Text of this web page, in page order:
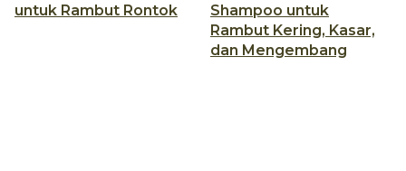
untuk Rambut Rontok
Shampoo untuk
Rambut Kering, Kasar,
dan Mengembang